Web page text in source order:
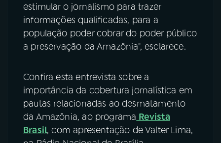
estimular o jornalismo para trazer
informações qualificadas, para a
população poder cobrar do poder público
a preservação da Amazônia", esclarece.
Confira esta entrevista sobre a
importância da cobertura jornalística em
pautas relacionadas ao desmatamento
da Amazônia, ao programa Revista
Brasil, com apresentação de Valter Lima,